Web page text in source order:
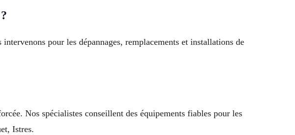
pour les dépannages, remplacements et installations de
Nos spécialistes conseillent des équipements fiables pour les
Istres.